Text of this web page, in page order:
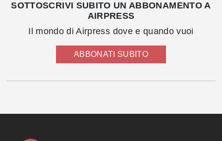
SOTTOSCRIVI SUBITO UN ABBONAMENTO A
AIRPRESS
Il mondo di Airpress dove e quando vuoi
ABBONATI SUBITO